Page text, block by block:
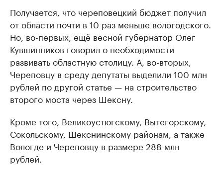
Получается, что череповецкий бюджет получил
от области почти в 10 раз меньше вологодского.
Но, во-первых, ещё весной губернатор Олег
Кувшинников говорил о необходимости
развивать областную столицу. А, во-вторых,
Череповцу в среду депутаты выделили 100 млн
рублей по другой статье — на строительство
второго моста через Шексну.
Кроме того, Великоустюгскому, Вытегорскому,
Сокольскому, Шекснинскому районам, а также
Вологде и Череповцу в размере 288 млн
рублей.